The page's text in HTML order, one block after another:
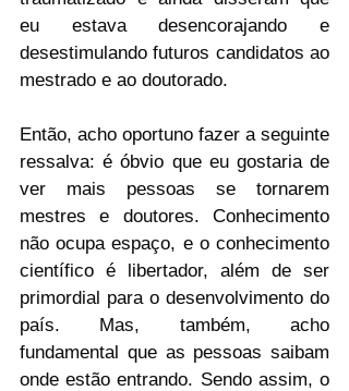
eu estava desencorajando e
desestimulando futuros candidatos ao
mestrado e ao doutorado.
Então, acho oportuno fazer a seguinte
ressalva: é óbvio que eu gostaria de
ver mais pessoas se tornarem
mestres e doutores. Conhecimento
não ocupa espaço, e o conhecimento
científico é libertador, além de ser
primordial para o desenvolvimento do
país. Mas, também, acho
fundamental que as pessoas saibam
onde estão entrando. Sendo assim, o